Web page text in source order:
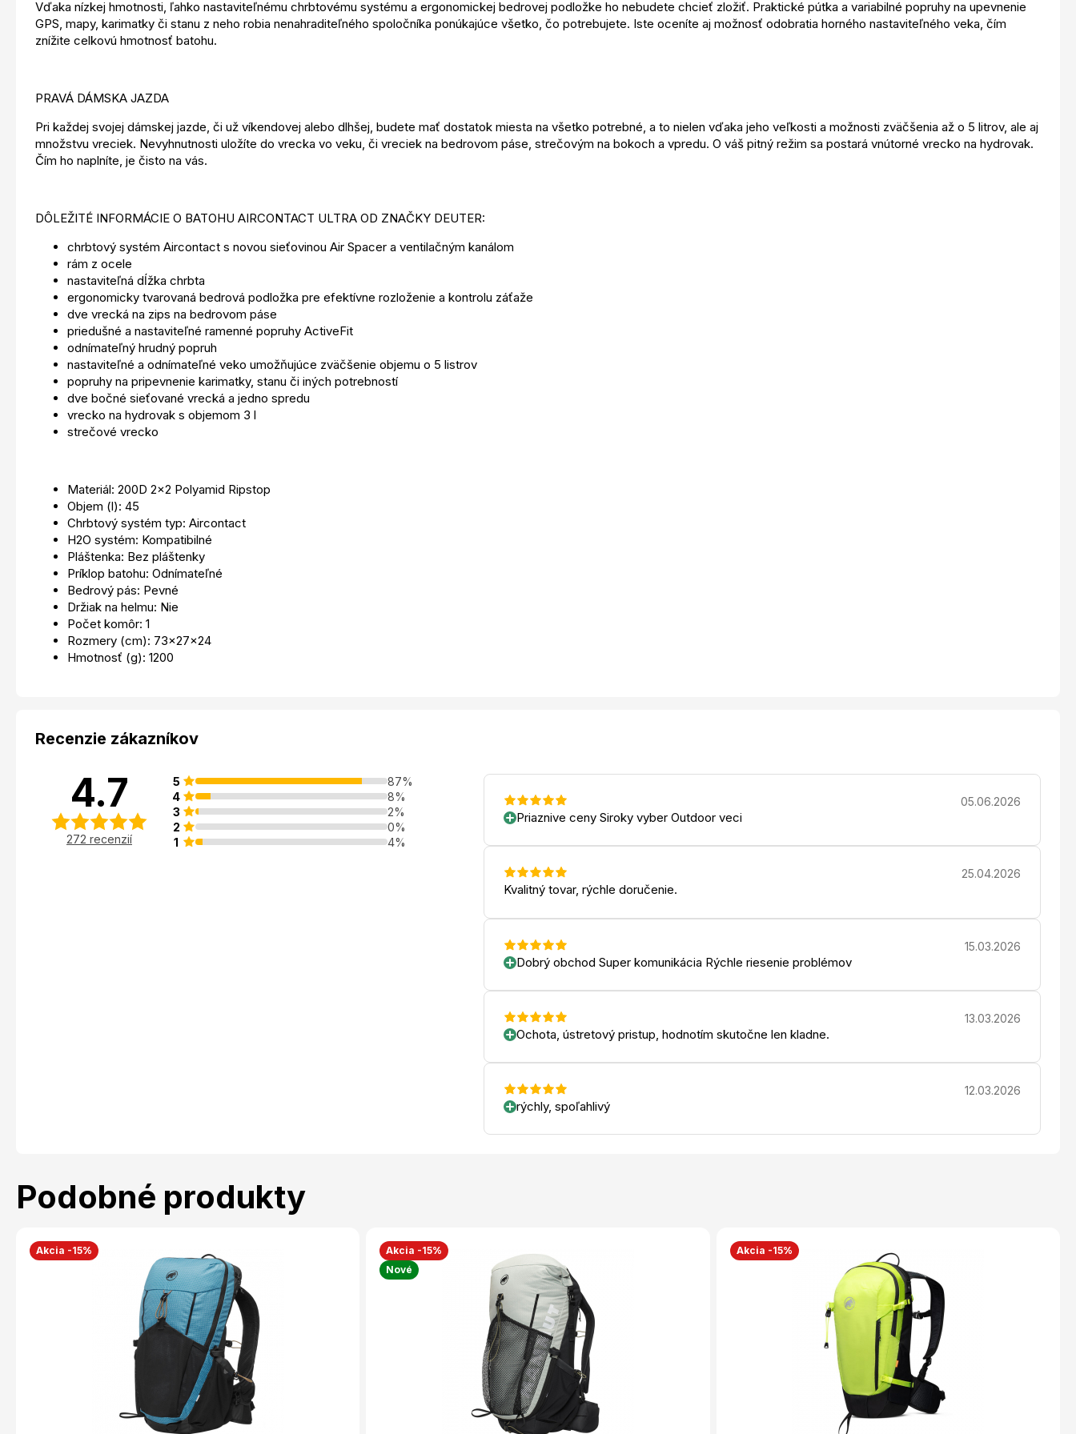
Vďaka nízkej hmotnosti, ľahko nastaviteľnému chrbtovému systému a ergonomickej bedrovej podložke ho nebudete chcieť zložiť. Praktické pútka a variabilné popruhy na upevnenie
GPS, mapy, karimatky či stanu z neho robia nenahraditeľného spoločníka ponúkajúce všetko, čo potrebujete. Iste oceníte aj možnosť odobratia horného nastaviteľného veka, čím
znížite celkovú hmotnosť batohu.
PRAVÁ DÁMSKA JAZDA
Pri každej svojej dámskej jazde, či už víkendovej alebo dlhšej, budete mať dostatok miesta na všetko potrebné, a to nielen vďaka jeho veľkosti a možnosti zväčšenia až o 5 litrov, ale aj
množstvu vreciek. Nevyhnutnosti uložíte do vrecka vo veku, či vreciek na bedrovom páse, strečovým na bokoch a vpredu. O váš pitný režim sa postará vnútorné vrecko na hydrovak.
Čím ho naplníte, je čisto na vás.
DÔLEŽITÉ INFORMÁCIE O BATOHU AIRCONTACT ULTRA OD ZNAČKY DEUTER:
chrbtový systém Aircontact s novou sieťovinou Air Spacer a ventilačným kanálom
rám z ocele
nastaviteľná dĺžka chrbta
ergonomicky tvarovaná bedrová podložka pre efektívne rozloženie a kontrolu záťaže
dve vrecká na zips na bedrovom páse
priedušné a nastaviteľné ramenné popruhy ActiveFit
odnímateľný hrudný popruh
nastaviteľné a odnímateľné veko umožňujúce zväčšenie objemu o 5 listrov
popruhy na pripevnenie karimatky, stanu či iných potrebností
dve bočné sieťované vrecká a jedno spredu
vrecko na hydrovak s objemom 3 l
strečové vrecko
Materiál: 200D 2x2 Polyamid Ripstop
Objem (l): 45
Chrbtový systém typ: Aircontact
H2O systém: Kompatibilné
Pláštenka: Bez pláštenky
Príklop batohu: Odnímateľné
Bedrový pás: Pevné
Držiak na helmu: Nie
Počet komôr: 1
Rozmery (cm): 73x27x24
Hmotnosť (g): 1200
Recenzie zákazníkov
4.7
272 recenzií
5
87%
4
8%
3
2%
2
0%
1
4%
05.06.2026
Priaznive ceny Siroky vyber Outdoor veci
25.04.2026
Kvalitný tovar, rýchle doručenie.
15.03.2026
Dobrý obchod Super komunikácia Rýchle riesenie problémov
13.03.2026
Ochota, ústretový pristup, hodnotím skutočne len kladne.
12.03.2026
rýchly, spoľahlivý
Podobné produkty
Akcia -15%
Akcia -15%
Nové
Akcia -15%